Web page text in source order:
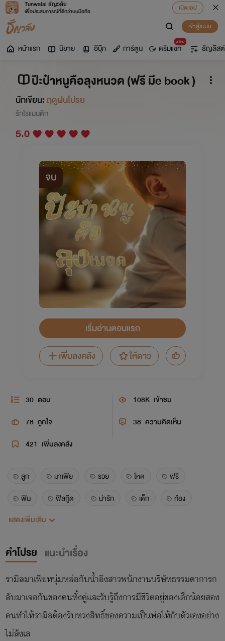
Tunwalai ธัญวลัย
เพื่อประสบการณ์ที่ดีกว่าบนมือถือ
เปิดแอป
เข้าสู่ระบบ
หน้าแรก นิยาย อีบุ๊ก การ์ตูน
มาใหม่
ดรีมแชท ธัญลิสต์
ป๊ะป๋าหนูคือลุงหนวด (ฟรี มีe book )
นักเขียน:ฤดูฝนโปรย
รักโรแมนติก
5.0
จบ
เริ่มอ่านตอนแรก
เพิ่มลงคลัง
ให้ดาว
30 ตอน 108K เข้าชม
78 ถูกใจ 38 ความคิดเห็น
421 เพิ่มลงคลัง
ลูก มาเฟีย รวย โหด
ฟรี
ฟิน
ฟิลกู๊ด น่ารัก เด็ก
ท้อง
หวาน
อ่านฟรี
แสดงเพิ่มเติม
คำโปรย แนะนำเรื่อง
รามิลมาเฟียหนุ่มหล่อกับน้ำอิงสาวพนักงานบริษัทธรรมดาการก
ลับมาเจอกันของคนทั้งคู่และรับรู้ถึงการมีชีวิตอยู่ของเด็กน้อยสอง
คนทำให้รามิลต้องรีบทวงสิทธิ์ของความเป็นพ่อให้กับตัวเองอย่าง
ไม่ลังเล